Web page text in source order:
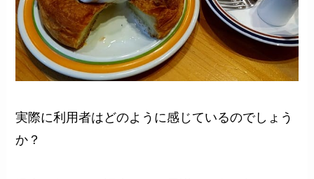
実際に利用者はどのように感じているのでしょう
か？